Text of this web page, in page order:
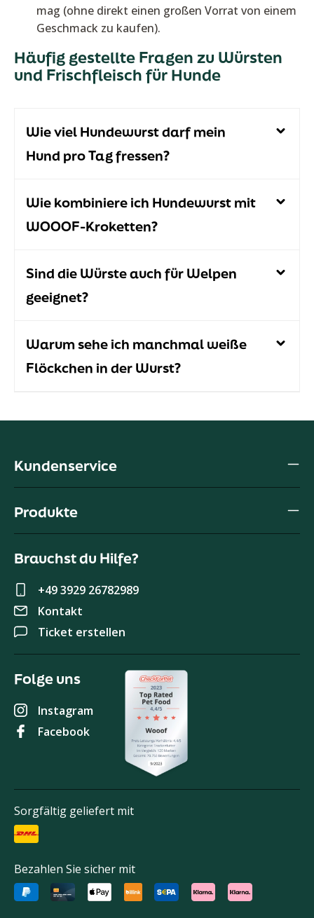
mag (ohne direkt einen großen Vorrat von einem
Geschmack zu kaufen).
Häufig gestellte Fragen zu Würsten
und Frischfleisch für Hunde
Wie viel Hundewurst darf mein
Hund pro Tag fressen?
Wie kombiniere ich Hundewurst mit
WOOOF-Kroketten?
Sind die Würste auch für Welpen
geeignet?
Warum sehe ich manchmal weiße
Flöckchen in der Wurst?
Folge uns
Instagram
Facebook
Kundenservice
Produkte
Brauchst du Hilfe?
+49 3929 26782989
Kontakt
Ticket erstellen
Sorgfältig geliefert mit
Bezahlen Sie sicher mit